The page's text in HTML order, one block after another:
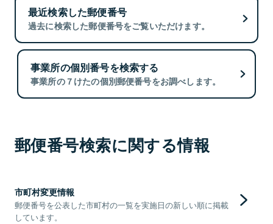
最近検索した郵便番号
過去に検索した郵便番号をご覧いただけます。
事業所の個別番号を検索する
事業所の７けたの個別郵便番号をお調べします。
郵便番号検索に関する情報
市町村変更情報
郵便番号を公表した市町村の一覧を実施日の新しい順に掲載
しています。